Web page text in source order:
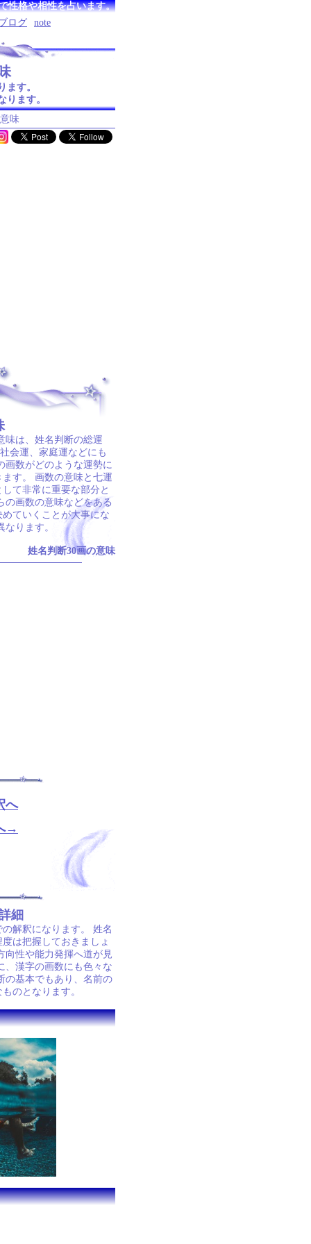
性格や相性を占います。
ログ
note
ます。
ります。
味
味は、姓名判断の総運
会運、家庭運などにも
画数がどのような運勢に
す。 画数の意味と七運
て非常に重要な部分と
の画数の意味などをある
ていくことが大事にな
ります。
姓名判断30画の意味
へ
→
細
解釈になります。 姓名
は把握しておきましょ
向性や能力発揮へ道が見
、漢字の画数にも色々な
の基本でもあり、名前の
のとなります。